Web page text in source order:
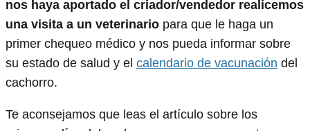
nos haya aportado el criador/vendedor realicemos
una visita a un veterinario para que le haga un
primer chequeo médico y nos pueda informar sobre
su estado de salud y el calendario de vacunación del
cachorro.
Te aconsejamos que leas el artículo sobre los